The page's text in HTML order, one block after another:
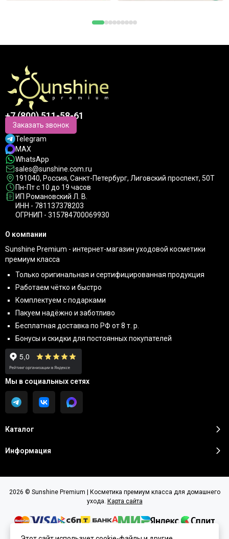
+7 (800) 511-58-61
Заказать звонок
Telegram
MAX
WhatsApp
sales@sunshine.com.ru
191040, Россия, Санкт-Петербург, Лиговский проспект, 50Т
Пн-Пт с 10 до 19 часов
ИП Романовский Л. В.
ИНН - 781137378203
ОГРНИП - 315784700069930
Каталог
Информация
О компании
Sunshine Premium - интернет-магазин уходовой косметики
премиум класса
Только оригинальная и сертифицированная продукция
Работаем чётко и быстро
Комплектуем с подарками
Пакуем надёжно и заботливо
Бесплатная доставка по РФ от 8 т. р.
Бонусы и скидки для постоянных покупателей
Мы в социальных сетях
2026 © Sunshine Premium | Косметика премиум класса для домашнего
ухода. Карта сайта